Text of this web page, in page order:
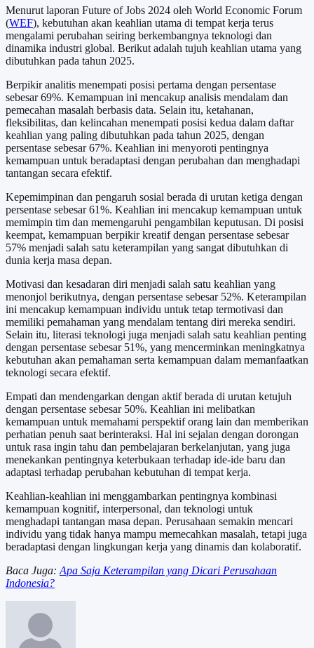
Menurut laporan Future of Jobs 2024 oleh World Economic Forum
(WEF), kebutuhan akan keahlian utama di tempat kerja terus
mengalami perubahan seiring berkembangnya teknologi dan
dinamika industri global. Berikut adalah tujuh keahlian utama yang
dibutuhkan pada tahun 2025.
Berpikir analitis menempati posisi pertama dengan persentase
sebesar 69%. Kemampuan ini mencakup analisis mendalam dan
pemecahan masalah berbasis data. Selain itu, ketahanan,
fleksibilitas, dan kelincahan menempati posisi kedua dalam daftar
keahlian yang paling dibutuhkan pada tahun 2025, dengan
persentase sebesar 67%. Keahlian ini menyoroti pentingnya
kemampuan untuk beradaptasi dengan perubahan dan menghadapi
tantangan secara efektif.
Kepemimpinan dan pengaruh sosial berada di urutan ketiga dengan
persentase sebesar 61%. Keahlian ini mencakup kemampuan untuk
memimpin tim dan memengaruhi pengambilan keputusan. Di posisi
keempat, kemampuan berpikir kreatif dengan persentase sebesar
57% menjadi salah satu keterampilan yang sangat dibutuhkan di
dunia kerja masa depan.
Motivasi dan kesadaran diri menjadi salah satu keahlian yang
menonjol berikutnya, dengan persentase sebesar 52%. Keterampilan
ini mencakup kemampuan individu untuk tetap termotivasi dan
memiliki pemahaman yang mendalam tentang diri mereka sendiri.
Selain itu, literasi teknologi juga menjadi salah satu keahlian penting
dengan persentase sebesar 51%, yang mencerminkan meningkatnya
kebutuhan akan pemahaman serta kemampuan dalam memanfaatkan
teknologi secara efektif.
Empati dan mendengarkan dengan aktif berada di urutan ketujuh
dengan persentase sebesar 50%. Keahlian ini melibatkan
kemampuan untuk memahami perspektif orang lain dan memberikan
perhatian penuh saat berinteraksi. Hal ini sejalan dengan dorongan
untuk rasa ingin tahu dan pembelajaran berkelanjutan, yang juga
menekankan pentingnya keterbukaan terhadap ide-ide baru dan
adaptasi terhadap perubahan kebutuhan di tempat kerja.
Keahlian-keahlian ini menggambarkan pentingnya kombinasi
kemampuan kognitif, interpersonal, dan teknologi untuk
menghadapi tantangan masa depan. Perusahaan semakin mencari
individu yang tidak hanya mampu memecahkan masalah, tetapi juga
beradaptasi dengan lingkungan kerja yang dinamis dan kolaboratif.
Baca Juga: Apa Saja Keterampilan yang Dicari Perusahaan
Indonesia?